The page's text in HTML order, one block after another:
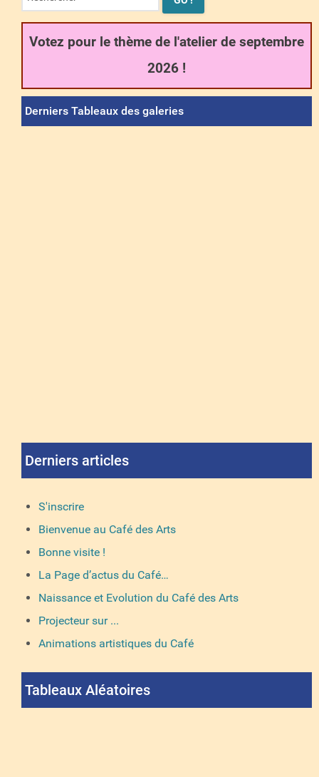
Votez pour le thème de l'atelier de septembre
2026 !
Derniers Tableaux des galeries
Derniers articles
S'inscrire
Bienvenue au Café des Arts
Bonne visite !
La Page d’actus du Café…
Naissance et Evolution du Café des Arts
Projecteur sur ...
Animations artistiques du Café
Tableaux Aléatoires